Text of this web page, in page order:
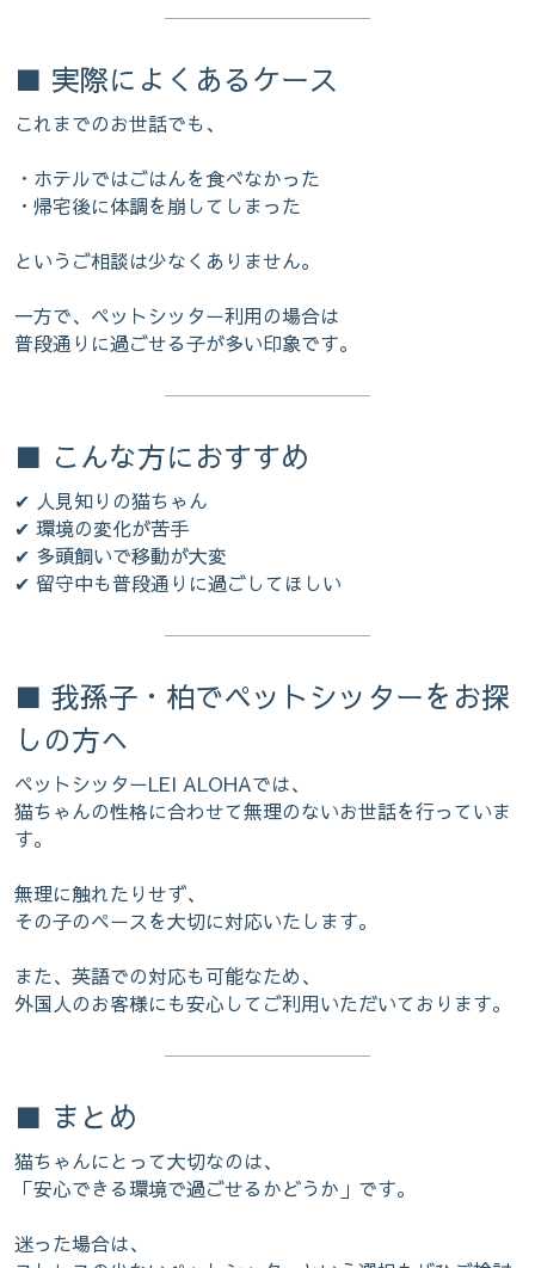
■ 実際によくあるケース
これまでのお世話でも、
・ホテルではごはんを食べなかった
・帰宅後に体調を崩してしまった
というご相談は少なくありません。
一方で、ペットシッター利用の場合は
普段通りに過ごせる子が多い印象です。
■ こんな方におすすめ
✔ 人見知りの猫ちゃん
✔ 環境の変化が苦手
✔ 多頭飼いで移動が大変
✔ 留守中も普段通りに過ごしてほしい
■ 我孫子・柏でペットシッターをお探
しの方へ
ペットシッターLEI ALOHAでは、
猫ちゃんの性格に合わせて無理のないお世話を行っていま
す。
無理に触れたりせず、
その子のペースを大切に対応いたします。
また、英語での対応も可能なため、
外国人のお客様にも安心してご利用いただいております。
■ まとめ
猫ちゃんにとって大切なのは、
「安心できる環境で過ごせるかどうか」です。
迷った場合は、